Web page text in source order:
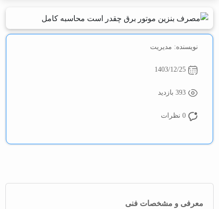
نویسنده: مدیریت
1403/12/25
393 بازدید
0 نظرات
معرفی و مشخصات فنی